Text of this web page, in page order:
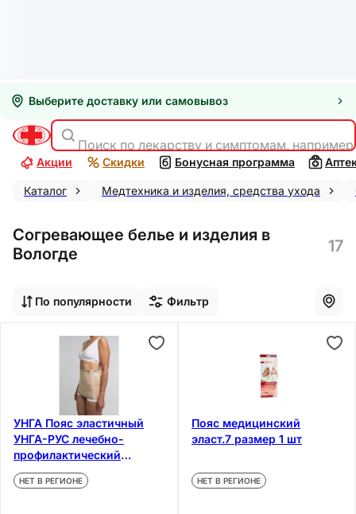
Выберите доставку или самовывоз
Поиск по лекарству и симптомам,
Акции Скидки Бонусная программа
Каталог Медтехника и изделия, средства ухода
Согревающее белье и изделия в
Вологде
17
По популярности Фильтр
УНГА Пояс эластичный
УНГА-РУС лечебно-
профилактический
размер 4
НЕТ В РЕГИОНЕ
Пояс медицинский
эласт.7 размер 1 шт
НЕТ В РЕГИОНЕ